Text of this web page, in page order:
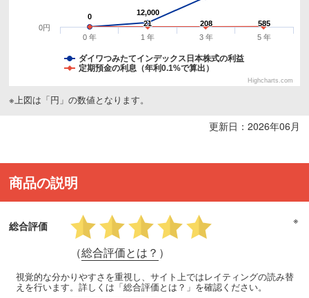
0
0 12,000
12,000
21
21 208
208 585
585
ダイワつみたてインデックス日本株式の利益
定期預金の利息（年利0.1%で算出）
0 年 1 年 3 年 5 年
0円
Highcharts.com
※上図は「円」の数値となります。
更新日：2026年06月
商品の説明
総合評価
（総合評価とは？ ）
※
視覚的な分かりやすさを重視し、サイト上ではレイティングの読み替
えを行います。詳しくは「総合評価とは？」を確認ください。